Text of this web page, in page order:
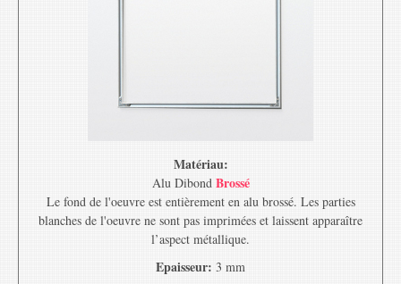
Matériau:
Alu Dibond Brossé
Le fond de l'oeuvre est entièrement en alu brossé. Les parties
blanches de l'oeuvre ne sont pas imprimées et laissent apparaître
l’aspect métallique.
Epaisseur: 3 mm